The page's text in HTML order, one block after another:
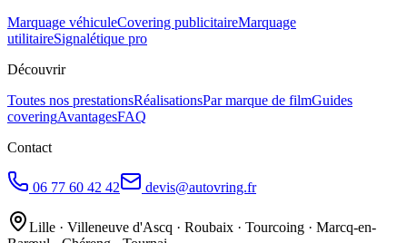
Marquage véhiculeCovering publicitaireMarquage
utilitaireSignalétique pro
Découvrir
Toutes nos prestationsRéalisationsPar marque de filmGuides
coveringAvantagesFAQ
Contact
06 77 60 42 42 devis@autovring.fr
Lille · Villeneuve d'Ascq · Roubaix · Tourcoing · Marcq-en-